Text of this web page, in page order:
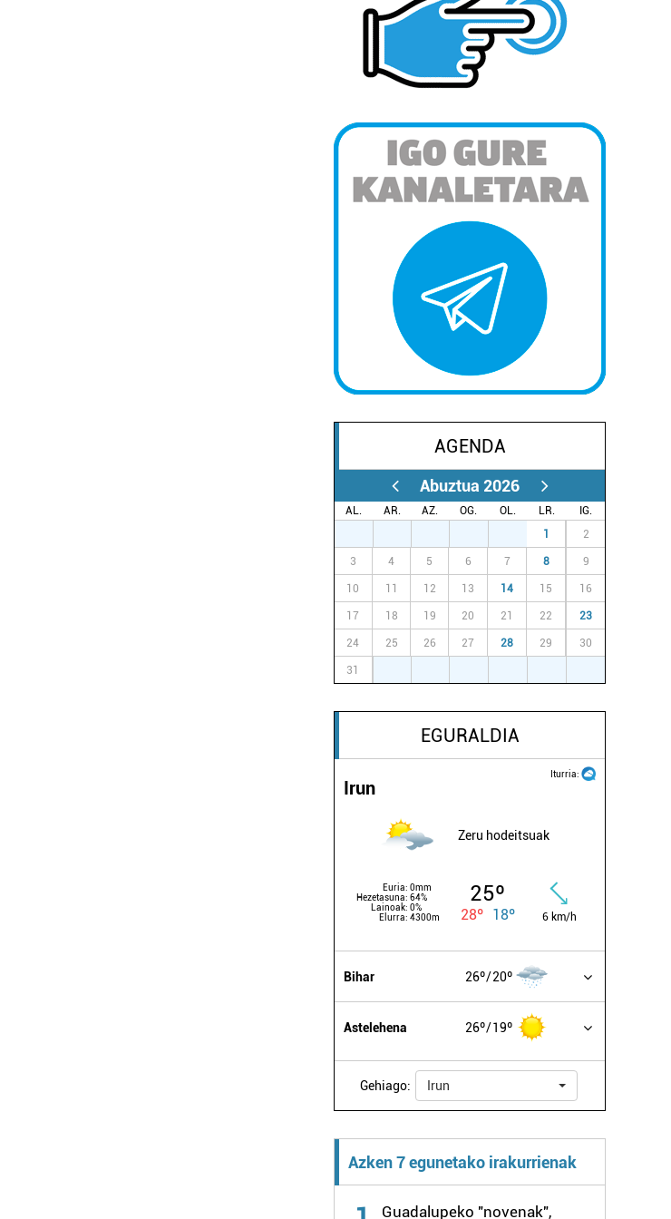
AGENDA
Abuztua 2026
AL. AR. AZ. OG. OL. LR.
IG.
1 2
3 4 5 6 7 8 9
10 11 12 13 14 15 16
17 18 19 20 21 22 23
24 25 26 27 28 29 30
31
EGURALDIA
Iturria:
Irun
Zeru hodeitsuak
Euria: 0mm
Hezetasuna: 64%
Lainoak: 0%
Elurra: 4300m
25º
28º 18º 6 km/h
Bihar 26º 20º
Astelehena 26º 19º
Gehiago: Irun
Azken 7 egunetako irakurrienak
Guadalupeko "novenak",